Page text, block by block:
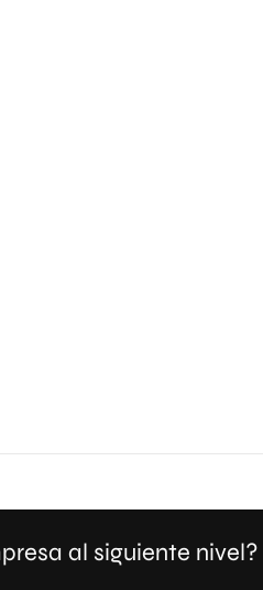
al siguiente nivel?